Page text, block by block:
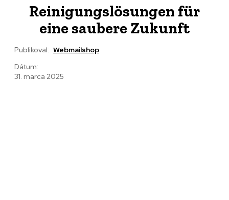
Reinigungslösungen für
eine saubere Zukunft
Publikoval: Webmailshop
Dátum:
31. marca 2025